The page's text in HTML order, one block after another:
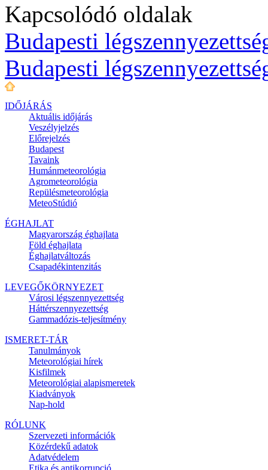
Kapcsolódó oldalak
Budapesti
Budapesti
IDŐJÁRÁS
Aktuális időjárás
Veszélyjelzés
Előrejelzés
Budapest
Tavaink
Humánmeteorológia
Agrometeorológia
Repülésmeteorológia
MeteoStúdió
ÉGHAJLAT
Magyarország éghajlata
Föld éghajlata
Éghajlatváltozás
Csapadékintenzitás
LEVEGŐKÖRNYEZET
Városi légszennyezettség
Háttérszennyezettség
Gammadózis-teljesítmény
ISMERET-TÁR
Tanulmányok
Meteorológiai hírek
Kisfilmek
Meteorológiai alapismeretek
Kiadványok
Nap-hold
RÓLUNK
Szervezeti információk
Közérdekű adatok
Adatvédelem
Etika és antikorrupció